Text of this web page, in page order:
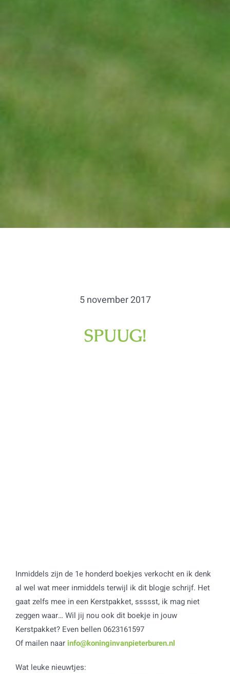
5 november 2017
SPUUG!
Inmiddels zijn de 1e honderd boekjes verkocht en ik denk
al wel wat meer inmiddels terwijl ik dit blogje schrijf. Het
gaat zelfs mee in een Kerstpakket, ssssst, ik mag niet
zeggen waar… Wil jij nou ook dit boekje in jouw
Kerstpakket? Even bellen 0623161597
Of mailen naar info@koninginvanpieterburen.nl
Wat leuke nieuwtjes: